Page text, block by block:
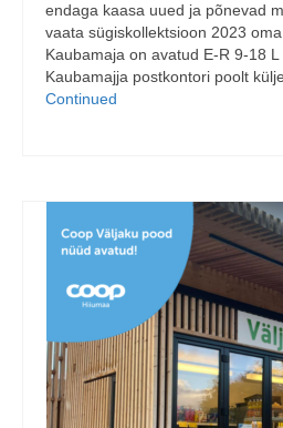
endaga kaasa uued ja põnevad
vaata sügiskollektsioon 2023
Kaubamaja on avatud E-R 9-18
Kaubamajja postkontori poolt
Continued